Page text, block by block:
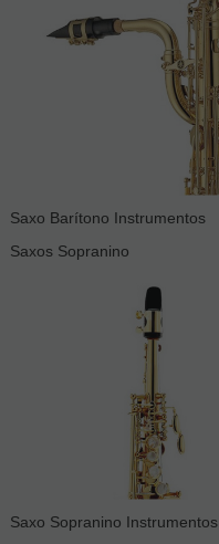
Saxo Barítono Instrumentos
Saxos Sopranino
Saxo Sopranino Instrumentos